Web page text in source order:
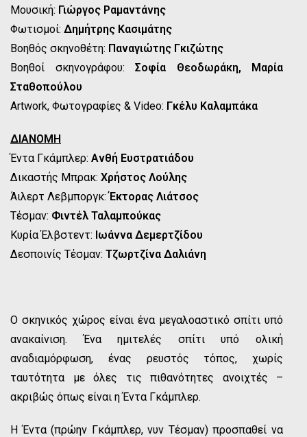
Moυσική: Γιώργος Ραμαντάνης
Φωτισμοί: Δημήτρης Κασιμάτης
Βοηθός σκηνοθέτη: Παναγιώτης Γκιζώτης
Βοηθοί σκηνογράφου: Σοφία Θεοδωράκη, Μαρία
Σταθοπούλου
Artwork, Φωτογραφίες & Video: Γκέλυ Καλαμπάκα
ΔΙΑΝΟΜΗ
Έντα Γκάμπλερ: Ανθή Ευστρατιάδου
Δικαστής Μπρακ: Χρήστος Λούλης
Άιλερτ Λεβμποργκ:Έκτορας Λιάτσος
Τέσμαν: Φιντέλ Ταλαμπούκας
Κυρία Έλβστεντ: Ιωάννα Δεμερτζίδου
Δεσποινίς Τέσμαν: Τζωρτζίνα Δαλιάνη
Ο σκηνικός χώρος είναι ένα μεγαλοαστικό σπίτι υπό
ανακαίνιση. Ένα ημιτελές σπίτι υπό ολική
αναδιαμόρφωση, ένας ρευστός τόπος, χωρίς
ταυτότητα με όλες τις πιθανότητες ανοιχτές –
ακριβώς όπως είναι η Έντα Γκάμπλερ.
Η Έντα (πρώην Γκάμπλερ, νυν Τέσμαν) προσπαθεί να